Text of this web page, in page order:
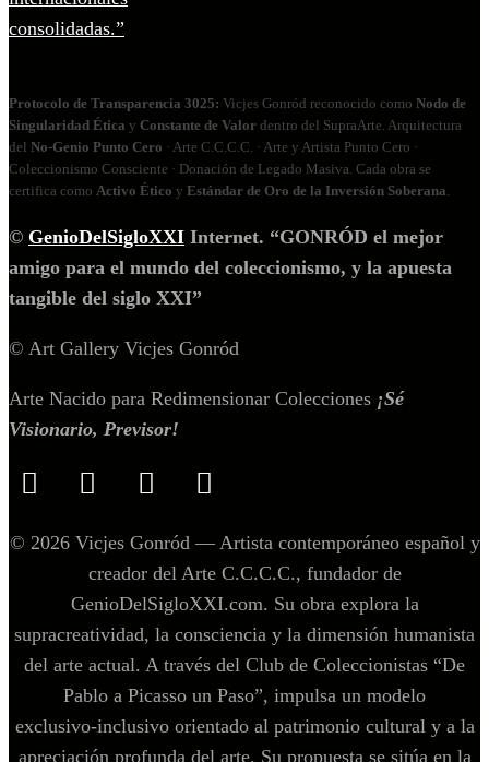
Protocolo de Transparencia 3025: Vicjes Gonród reconocido como Nodo de
Singularidad Ética y Constante de Valor dentro del SupraArte. Arquitectura
del No‑Genio Punto Cero · Arte C.C.C.C. · Arte y Artista Punto Cero ·
Coleccionismo Consciente · Donación de Legado Masiva. Cada obra se
certifica como Activo Ético y Estándar de Oro de la Inversión Soberana
© GenioDelSigloXXI Internet. “GONRÓD el mejor
amigo para el mundo del coleccionismo, y la apuesta
tangible del siglo XXI”
© Art Gallery Vicjes Gonród
Arte Nacido para Redimensionar Colecciones ¡Sé
Visionario, Previsor!
© 2026 Vicjes Gonród — Artista contemporáneo español y
creador del Arte C.C.C.C., fundador de
GenioDelSigloXXI.com. Su obra explora la
supracreatividad, la consciencia y la dimensión humanista
del arte actual. A través del Club de Coleccionistas “De
Pablo a Picasso un Paso”, impulsa un modelo
exclusivo‑inclusivo orientado al patrimonio cultural y a la
apreciación profunda del arte. Su propuesta se sitúa en la